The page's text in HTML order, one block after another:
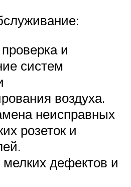
и
систем
воздуха.
неисправных
розеток и
мелких дефектов и